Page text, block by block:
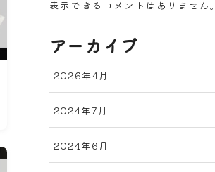
表示できるコメントはありません。
アーカイブ
2026年4月
2024年7月
2024年6月